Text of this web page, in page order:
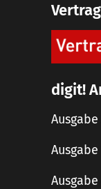
digit!
Ausgabe